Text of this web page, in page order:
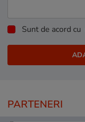
Sunt de acord cu
PARTENERI